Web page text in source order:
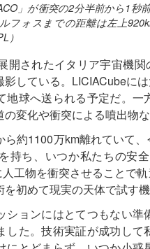
」が衝突の2分半前から1
フォスまでの距離は左上
）
開されたイタリア宇宙機
している。LICIACubeに
地球へ送られる予定だ。
変化や衝突による噴出物な
ら約1100万km離れていて
持ち、いつか私たちの安
工物を衝突させることで
初めて現実の天体で試す機
ションにはとてつもない
した。技術実証が成功し